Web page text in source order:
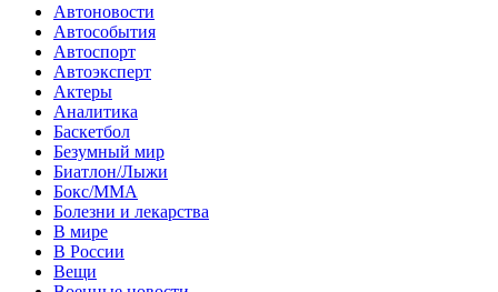
Автоновости
Автособытия
Автоспорт
Автоэксперт
Актеры
Аналитика
Баскетбол
Безумный мир
Биатлон/Лыжи
Бокс/MMA
Болезни и лекарства
В мире
В России
Вещи